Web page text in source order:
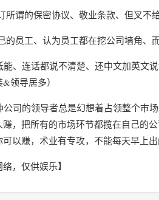
所谓的保密协议、敬业条款、但叉不
的员工、认为员工都在挖公司墙角、
能、连话都说不清楚、还中文加英文
领导居多）
司的领导者总是幻想着占领整个市
，把所有的市场环节都揽在自己的
以赚，术业有专攻，不能每天早上
络，仅供娱乐】